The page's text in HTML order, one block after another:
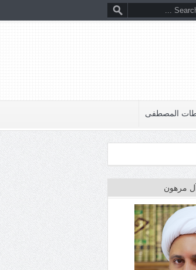
المصطفى
مرهون